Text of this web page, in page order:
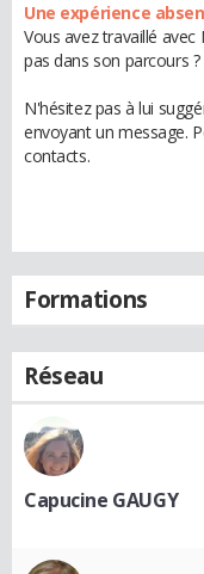
Une expérience
Vous avez travaillé
pas dans son parcours ?
N'hésitez pas à lui
envoyant un message.
contacts.
Formations
Réseau
Capucine GAUGY